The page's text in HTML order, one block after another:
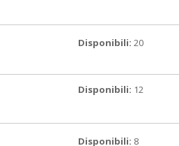
Disponibili: 20
Disponibili: 12
Disponibili: 8